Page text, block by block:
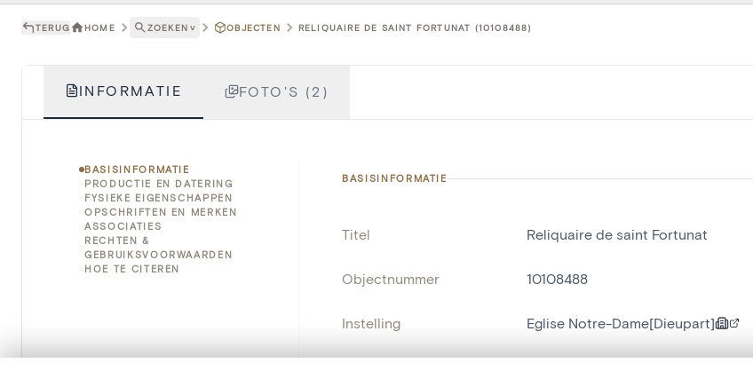
TERUG HOME ZOEKEN ˅ OBJECTEN RELIQUAIRE DE SAINT FORTUNAT (10108488)
INFORMATIE FOTO'S (2)
BASISINFORMATIE
PRODUCTIE EN DATERING
FYSIEKE EIGENSCHAPPEN
OPSCHRIFTEN EN MERKEN
ASSOCIATIES
RECHTEN &
GEBRUIKSVOORWAARDEN
HOE TE CITEREN
BASISINFORMATIE
Titel Reliquaire de saint Fortunat
Objectnummer 10108488
Instelling Eglise Notre-Dame[Dieupart]